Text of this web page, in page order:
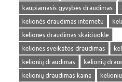
kaupiamasis gyvybės draudimas
kelionės draudimas internetu
keliones draudimas skaiciuokle
keliones sveikatos draudimas
kelionių draudimas
kelionių
kelionių draudimas kaina